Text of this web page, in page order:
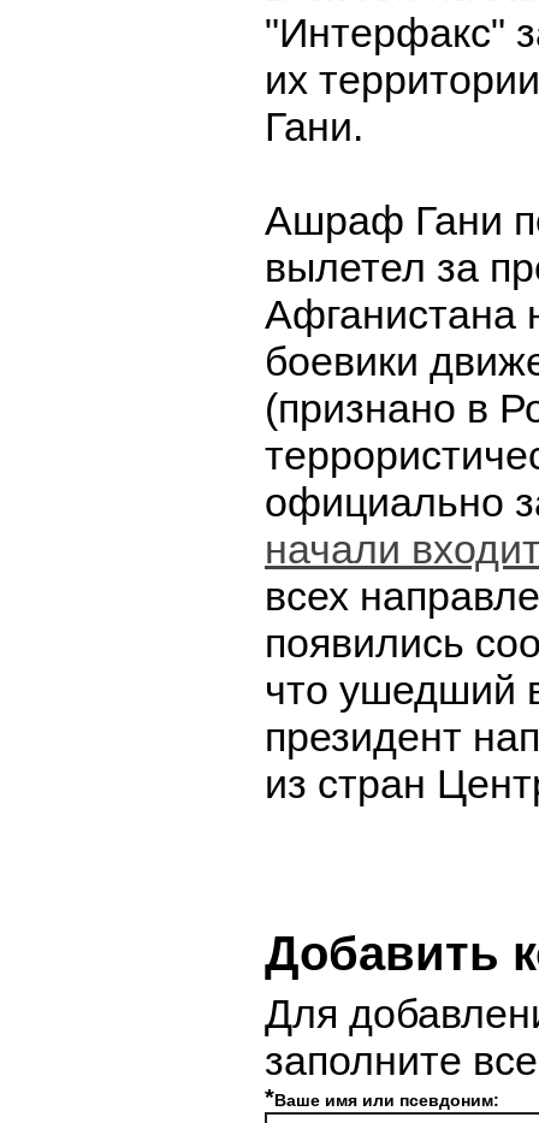
"Интерфакс"
их
Гани.
Ашраф Гани
вылетел за
Афганистана
боевики
(признано в
официально
начали
всех
появились
что ушедший
президент
из стран
Добавить
Для
заполните
*Ваше имя или псевдоним: